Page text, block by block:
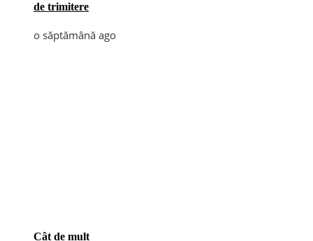
de trimitere
o săptămână ago
Cât de mult